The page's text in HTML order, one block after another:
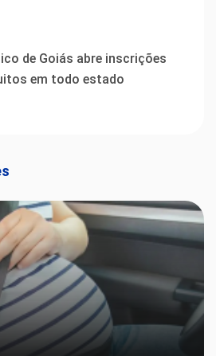
de Goiás abre inscrições
em todo estado